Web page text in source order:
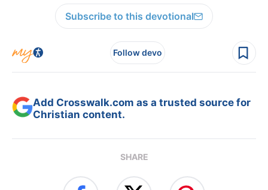
Subscribe to this devotional
Follow devo
Add Crosswalk.com as a trusted source for
Christian content.
SHARE